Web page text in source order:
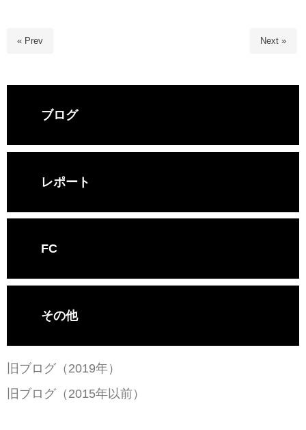
« Prev Next »
ブログ
レポート
FC
その他
旧ブログ（2019年）
旧ブログ（2015年以前）